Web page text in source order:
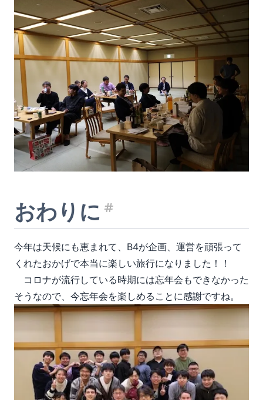
おわりに
見出し「おわり
今年は天候にも恵まれて、B4が企画、運営を頑張って
くれたおかげで本当に楽しい旅行になりました！！
コロナが流行している時期には忘年会もできなかった
そうなので、今忘年会を楽しめることに感謝ですね。